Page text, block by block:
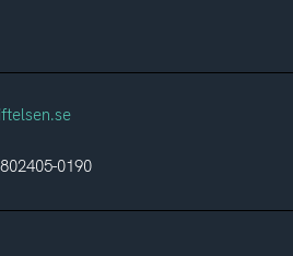
0190